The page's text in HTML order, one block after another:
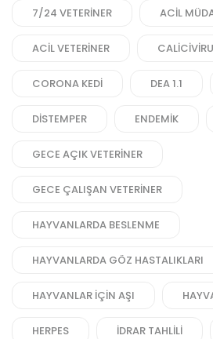
7/24 VETERINER ACIL
ACIL VETERINER
CORONA KEDI DEA 1.1
DISTEMPER ENDEMIK
GECE AÇIK VETERINER
GECE ÇALIŞAN VETERINER
HAYVANLARDA BESLENME
HAYVANLARDA GÖZ HASTALIKLARI
HAYVANLAR IÇIN AŞI
HERPES IDRAR TAHLILI